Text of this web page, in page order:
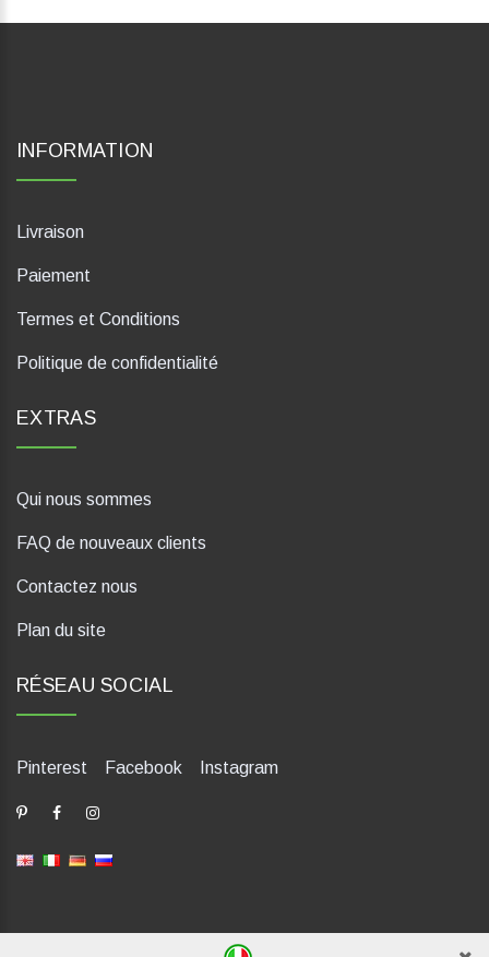
INFORMATION
Livraison
Paiement
Termes et Conditions
Politique de confidentialité
EXTRAS
Qui nous sommes
FAQ de nouveaux clients
Contactez nous
Plan du site
RÉSEAU SOCIAL
Pinterest Facebook Instagram